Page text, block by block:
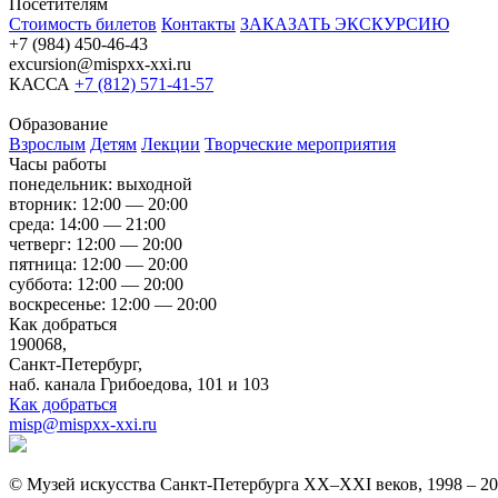
Стоимость билетов Контакты ЗАКАЗАТЬ ЭКСКУРСИЮ
+7 (984) 450-46-43
excursion@mispxx-xxi.ru
КАССА +7 (812) 571-41-57
Образование
Взрослым Детям Лекции Творческие мероприятия
Часы работы
понедельник: выходной
вторник: 12:00 — 20:00
среда: 14:00 — 21:00
четверг: 12:00 — 20:00
пятница: 12:00 — 20:00
суббота: 12:00 — 20:00
воскресенье: 12:00 — 20:00
Как добраться
190068,
Санкт-Петербург,
наб. канала Грибоедова, 101 и 103
Как добраться
misp@mispxx-xxi.ru
© Музей искусства Санкт-Петербурга XX–XXI веков, 1998 –